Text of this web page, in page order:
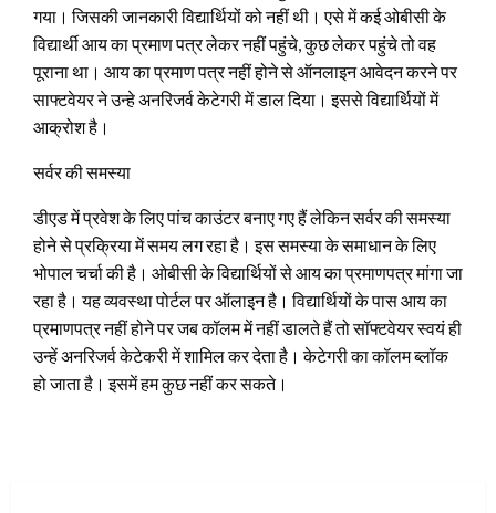
गया। जिसकी जानकारी विद्यार्थियों को नहीं थी। एसे में कई ओबीसी के
विद्यार्थी आय का प्रमाण पत्र लेकर नहीं पहुंचे, कुछ लेकर पहुंचे तो वह
पूराना था। आय का प्रमाण पत्र नहीं होने से ऑनलाइन आवेदन करने पर
साफ्टवेयर ने उन्हे अनरिजर्व केटेगरी में डाल दिया। इससे विद्यार्थियों में
आक्रोश है।
सर्वर की समस्या
डीएड में प्रवेश के लिए पांच काउंटर बनाए गए हैं लेकिन सर्वर की समस्या
होने से प्रक्रिया में समय लग रहा है। इस समस्या के समाधान के लिए
भोपाल चर्चा की है। ओबीसी के विद्यार्थियों से आय का प्रमाणपत्र मांगा जा
रहा है। यह व्यवस्था पोर्टल पर ऑलाइन है। विद्यार्थियों के पास आय का
प्रमाणपत्र नहीं होने पर जब कॉलम में नहीं डालते हैं तो सॉफ्टवेयर स्वयं ही
उन्हें अनरिजर्व केटेकरी में शामिल कर देता है। केटेगरी का कॉलम ब्लॉक
हो जाता है। इसमें हम कुछ नहीं कर सकते।